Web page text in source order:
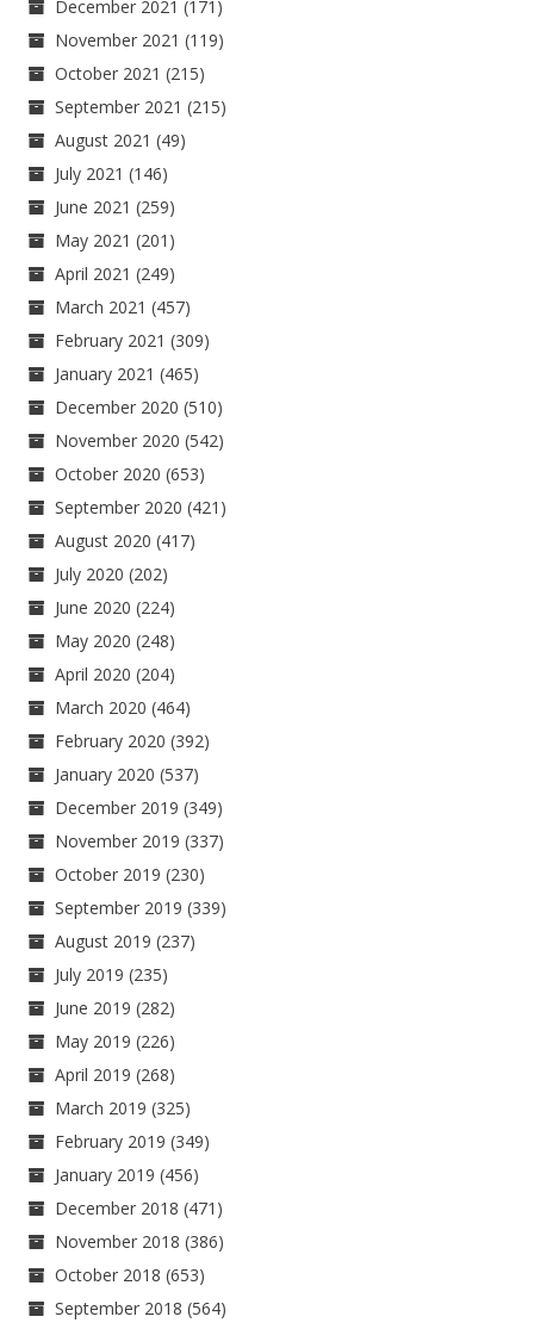
December 2021 (171)
November 2021 (119)
October 2021 (215)
September 2021 (215)
August 2021 (49)
July 2021 (146)
June 2021 (259)
May 2021 (201)
April 2021 (249)
March 2021 (457)
February 2021 (309)
January 2021 (465)
December 2020 (510)
November 2020 (542)
October 2020 (653)
September 2020 (421)
August 2020 (417)
July 2020 (202)
June 2020 (224)
May 2020 (248)
April 2020 (204)
March 2020 (464)
February 2020 (392)
January 2020 (537)
December 2019 (349)
November 2019 (337)
October 2019 (230)
September 2019 (339)
August 2019 (237)
July 2019 (235)
June 2019 (282)
May 2019 (226)
April 2019 (268)
March 2019 (325)
February 2019 (349)
January 2019 (456)
December 2018 (471)
November 2018 (386)
October 2018 (653)
September 2018 (564)